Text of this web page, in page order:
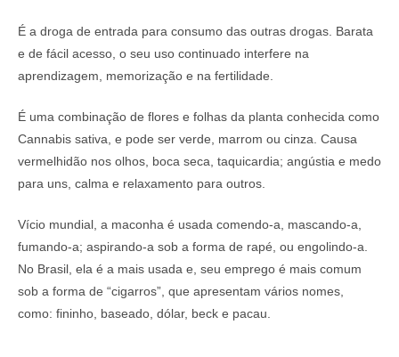
É a droga de entrada para consumo das outras drogas. Barata
e de fácil acesso, o seu uso continuado interfere na
aprendizagem, memorização e na fertilidade.
É uma combinação de flores e folhas da planta conhecida como
Cannabis sativa, e pode ser verde, marrom ou cinza. Causa
vermelhidão nos olhos, boca seca, taquicardia; angústia e medo
para uns, calma e relaxamento para outros.
Vício mundial, a maconha é usada comendo-a, mascando-a,
fumando-a; aspirando-a sob a forma de rapé, ou engolindo-a.
No Brasil, ela é a mais usada e, seu emprego é mais comum
sob a forma de “cigarros”, que apresentam vários nomes,
como: fininho, baseado, dólar, beck e pacau.